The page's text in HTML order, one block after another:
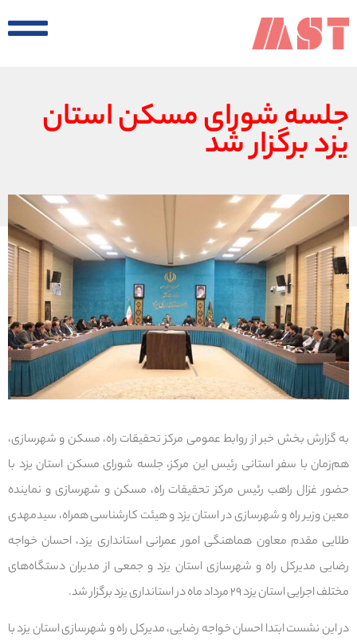
جلسه شورای مسکن استان
یزد برگزار شد
به گزارش بخش خبر از روابط عمومی مرکز تحقیقات راه، مسکن و شهرسازی،
هم‌زمان با سفر استانی رئیس این مرکز، جلسه شورای مسکن استان یزد با
حضور غزال راهب رئیس مرکز تحقیقات راه، مسکن و شهرسازی و نماینده
معین وزیر راه و شهرسازی در استان یزد و هیئت کارشناسی همراه، سیدمهدی
طلایی مقدم معاون هماهنگی امور عمرانی استانداری یزد، احسان خواجه
رضایی مدیرکل راه و شهرسازی استان یزد و جمعی از مدیران دستگاه‌های
مختلف اجرایی استان یزد ۲۹ مرداد ماه در استانداری یزد برگزار شد.
در این نشست ابتدا احسان خواجه رضایی، مدیرکل راه و شهرسازی استان یزد با